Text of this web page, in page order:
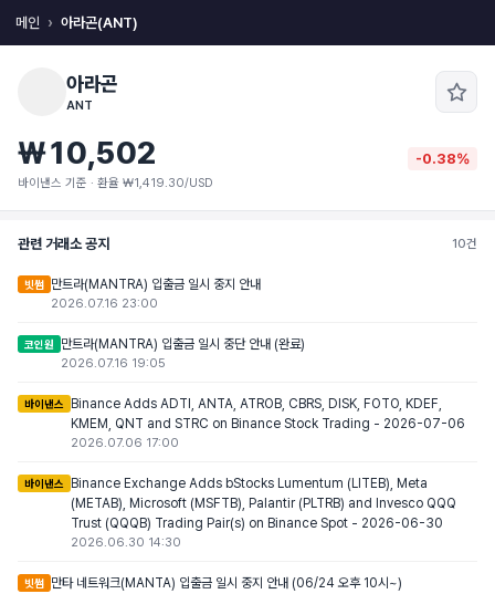
메인 아라곤(ANT)
아라곤
ANT
₩10,502 -0.38%
바이낸스 기준 · 환율 ₩1,419.30/USD
관련 거래소 공지 10건
빗썸 만트라(MANTRA) 입출금 일시 중지 안내
2026.07.16 23:00
코인원 만트라(MANTRA) 입출금 일시 중단 안내 (완료)
2026.07.16 19:05
바이낸스
Binance Adds ADTI, ANTA, ATROB, CBRS, DISK, FOTO, KDEF,
KMEM, QNT and STRC on Binance Stock Trading - 2026-07-06
2026.07.06 17:00
바이낸스
Binance Exchange Adds bStocks Lumentum (LITEB), Meta
(METAB), Microsoft (MSFTB), Palantir (PLTRB) and Invesco QQQ
Trust (QQQB) Trading Pair(s) on Binance Spot - 2026-06-30
2026.06.30 14:30
빗썸 만타 네트워크(MANTA) 입출금 일시 중지 안내 (06/24 오후 10시~)